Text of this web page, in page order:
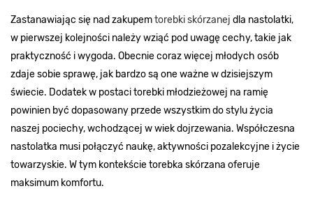
Zastanawiając się nad zakupemtorebki skórzanej dla nastolatki,
w pierwszej kolejności należy wziąć pod uwagę cechy, takie jak
praktyczność i wygoda. Obecnie coraz więcej młodych osób
zdaje sobie sprawę, jak bardzo są one ważne w dzisiejszym
świecie. Dodatek w postaci torebki młodzieżowej na ramię
powinien być dopasowany przede wszystkim do stylu życia
naszej pociechy, wchodzącej w wiek dojrzewania. Współczesna
nastolatka musi połączyć naukę, aktywności pozalekcyjne i życie
towarzyskie. W tym kontekście torebka skórzana oferuje
maksimum komfortu.